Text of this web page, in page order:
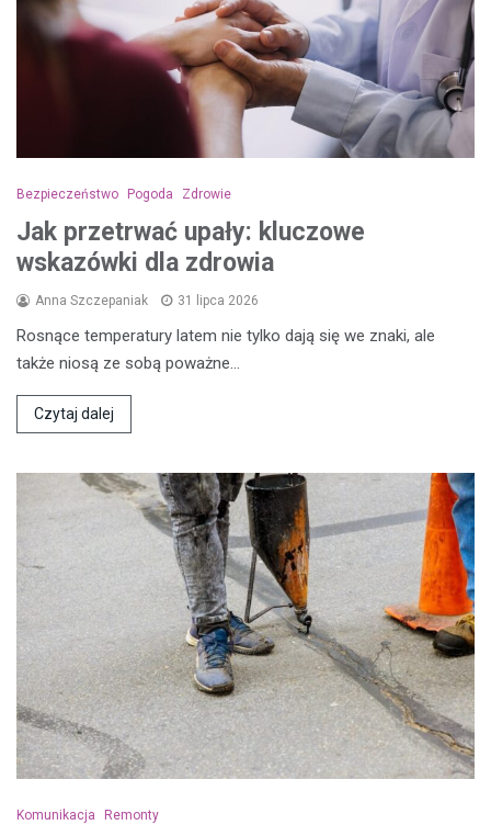
Bezpieczeństwo Pogoda Zdrowie
Jak przetrwać upały: kluczowe
wskazówki dla zdrowia
Anna Szczepaniak 31 lipca 2026
Rosnące temperatury latem nie tylko dają się we znaki, ale
także niosą ze sobą poważne…
Czytaj dalej
Komunikacja Remonty